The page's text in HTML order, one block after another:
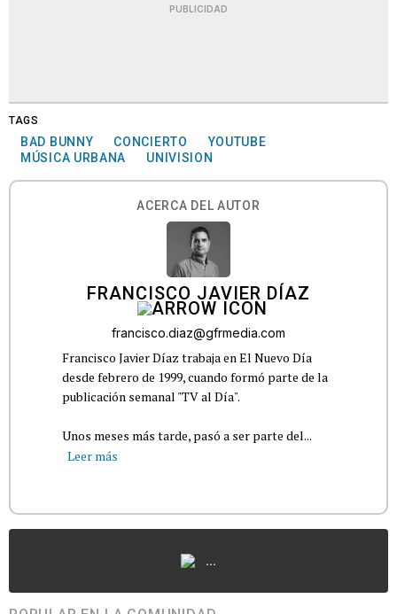
PUBLICIDAD
TAGS
BAD BUNNY CONCIERTO
YOUTUBE
MÚSICA URBANA
UNIVISION
ACERCA DEL AUTOR
FRANCISCO JAVIER DÍAZ
francisco.diaz@gfrmedia.com
Francisco Javier Díaz trabaja en El Nuevo Día
desde febrero de 1999, cuando formó parte de la
publicación semanal "TV al Día".
Unos meses más tarde, pasó a ser parte del...
Leer más
...